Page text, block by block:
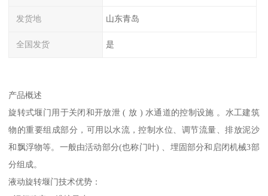
发货地 山东青岛
全国发货 是
产品概述
旋转式堰门用于关闭和开放泄 ( 放 ) 水通道的控制设施 。水工建筑
物的重要组成部分，可用以水流，控制水位、调节流量、排放泥沙
和飘浮物等。一般由活动部分(也称门叶) 、埋固部分和启闭机械3部
分组成。
液动旋转堰门技术优势：